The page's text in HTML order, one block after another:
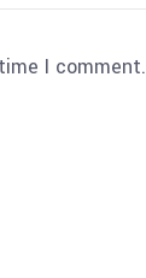
I comment.